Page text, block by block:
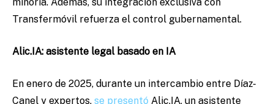
Transfermóvil refuerza el control gubernamental.
Alic.IA: asistente legal basado en IA
En enero de 2025, durante un intercambio entre Díaz-
Canel y expertos, se presentó Alic.IA, un asistente